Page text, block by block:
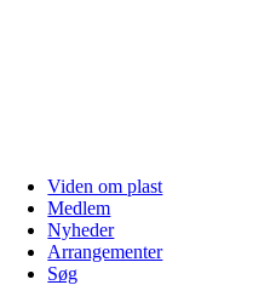
Viden om plast
Medlem
Nyheder
Arrangementer
Søg